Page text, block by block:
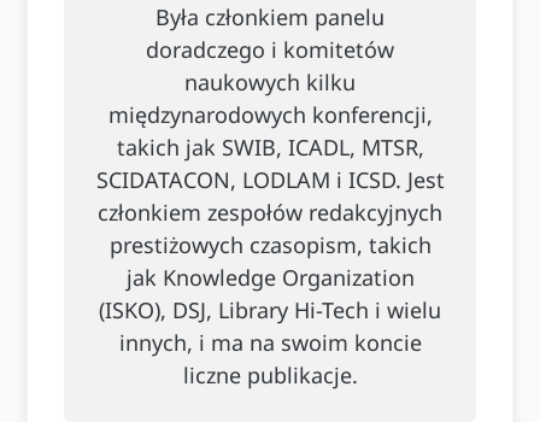
Była członkiem panelu
doradczego i komitetów
naukowych kilku
międzynarodowych konferencji,
takich jak SWIB, ICADL, MTSR,
SCIDATACON, LODLAM i ICSD. Jest
członkiem zespołów redakcyjnych
prestiżowych czasopism, takich
jak Knowledge Organization
(ISKO), DSJ, Library Hi-Tech i wielu
innych, i ma na swoim koncie
liczne publikacje.